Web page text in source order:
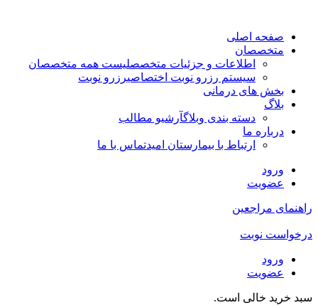
صفحه اصلی
متخصصان
اطلاعات و جزئیات متخصصلیست همه متخصصان
سیستم رزرو نوبت اختصاصیرزرو نوبت
بخش های درمانی
بلاگ
دسته بندی وبلاگآرشیو مطالب
درباره ما
ارتباط با بیمارستان امیدتماس با ما
ورود
عضویت
راهنمای مراجعین
درخواست نوبت
ورود
عضویت
سبد خرید خالی است.